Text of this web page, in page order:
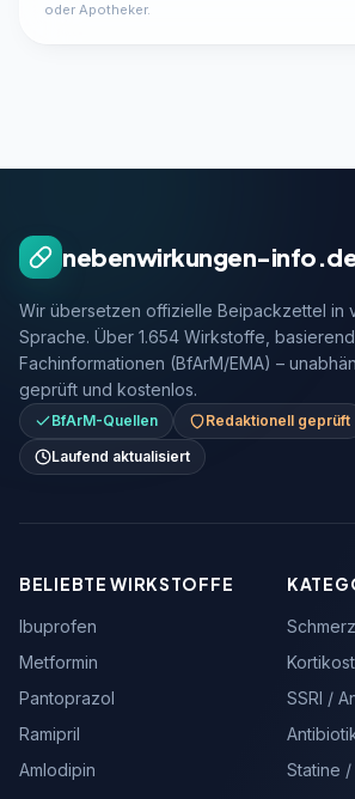
oder Apotheker.
nebenwirkungen-
Wir übersetzen offizielle Beipackzettel in
Sprache. Über 1.654 Wirkstoffe,
Fachinformationen (BfArM/EMA) –
geprüft und kostenlos.
BfArM-Quellen
Redaktionell geprüft
Laufend aktualisiert
BELIEBTE WIRKSTOFFE
Ibuprofen
Metformin
Pantoprazol
Ramipril
Amlodipin
SSRI /
Statine